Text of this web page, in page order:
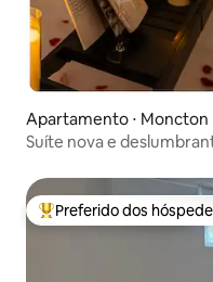
Apartamento ⋅ Moncton
Suíte nova e
Entre os melhores
Preferido dos